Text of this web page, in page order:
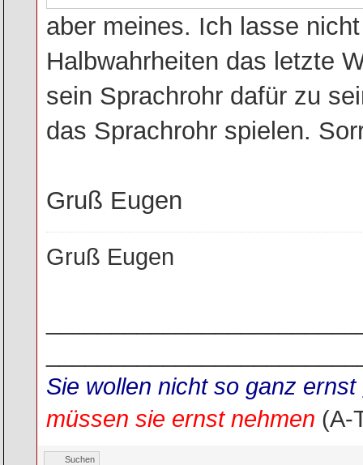
aber meines. Ich lasse
Halbwahrheiten das letzte
sein Sprachrohr dafür zu
das Sprachrohr spielen.
Gruß Eugen
Gruß Eugen
Sie wollen nicht so ganz
müssen sie ernst nehmen (A-
Suchen